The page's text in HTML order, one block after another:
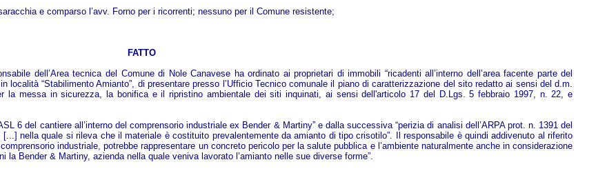
e comparso l’avv. Forno per i ricorrenti; nessuno per il Comune resistente;
FATTO
dell’Area tecnica del Comune di Nole Canavese ha ordinato ai proprietari di immobili “ricadenti all’interno dell’area facente parte del
località “Stabilimento Amianto”, di presentare presso l’Ufficio Tecnico comunale il piano di caratterizzazione del sito redatto ai sensi del d.m.
la messa in sicurezza, la bonifica e il ripristino ambientale dei siti inquinati, ai sensi dell'articolo 17 del D.Lgs. 5 febbraio 1997, n. 22, e
6 del cantiere all’interno del comprensorio industriale ex Bender & Martiny” e dalla successiva “perizia di analisi dell’ARPA prot. n. 1391 del
nella quale si rileva che il materiale è costituito prevalentemente da amianto di tipo crisotilo”. Il responsabile è quindi addivenuto al riferito
industriale, potrebbe rappresentare un concreto pericolo per la salute pubblica e l’ambiente naturalmente anche in considerazione
Bender & Martiny, azienda nella quale veniva lavorato l’amianto nelle sue diverse forme”.